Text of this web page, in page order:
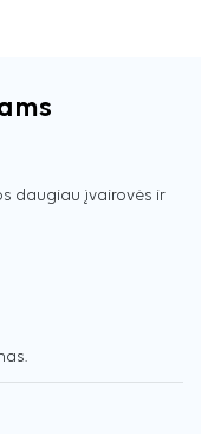
daugiau įvairovės ir